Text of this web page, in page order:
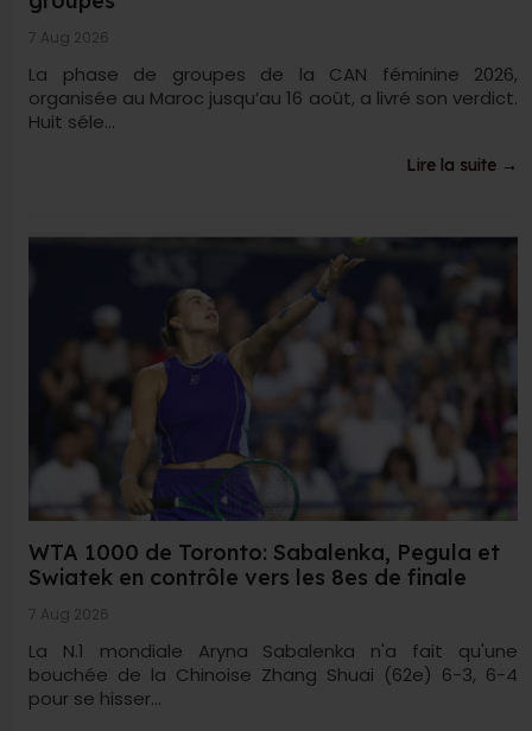
7 Aug 2026
La phase de groupes de la CAN féminine 2026,
organisée au Maroc jusqu’au 16 août, a livré son verdict.
Huit séle...
Lire la suite →
WTA 1000 de Toronto: Sabalenka, Pegula et
Swiatek en contrôle vers les 8es de finale
7 Aug 2026
La N.1 mondiale Aryna Sabalenka n'a fait qu'une
bouchée de la Chinoise Zhang Shuai (62e) 6-3, 6-4
pour se hisser...